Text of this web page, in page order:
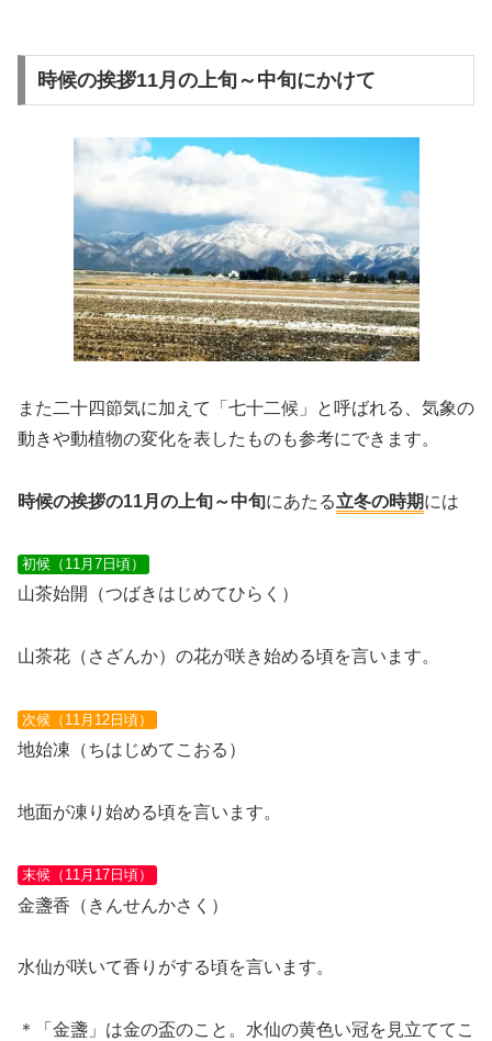
時候の挨拶11月の上旬～中旬にかけて
また二十四節気に加えて 「七十二候」
と呼ばれる、気象の
動きや動植物の変化を表したものも参考にできます。
時候の挨拶の11月の上旬～中旬にあたる立冬の時期には
初候（11月7日頃）
山茶始開（つばきはじめてひらく）
山茶花（さざんか）の花が咲き始める頃を言います。
次候（11月12日頃）
地始凍（ちはじめてこおる）
地面が凍り始める頃を言います。
末候（11月17日頃）
金盞香（きんせんかさく）
水仙が咲いて香りがする頃を言います。
＊「金盞」は金の盃のこと。水仙の黄色い冠を見立ててこ